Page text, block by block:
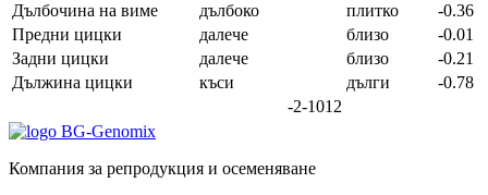
Дълбочина на виме
дълбоко плитко
-0.36
Предни цицки
далече близо
-0.01
Задни цицки
далече близо
-0.21
Дължина цицки
къси дълги
-0.78
-2-101 2
Компания за репродукция и осеменяване